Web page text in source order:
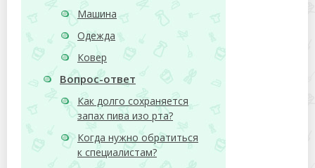
Машина
Одежда
Ковер
Вопрос-ответ
Как долго сохраняется
запах пива изо рта?
Когда нужно обратиться
к специалистам?